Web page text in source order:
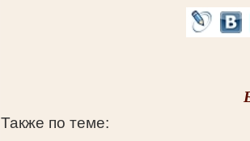
Также по теме: